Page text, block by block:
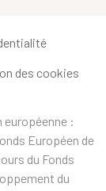
des cookies
européenne :
Européen de
du Fonds
du